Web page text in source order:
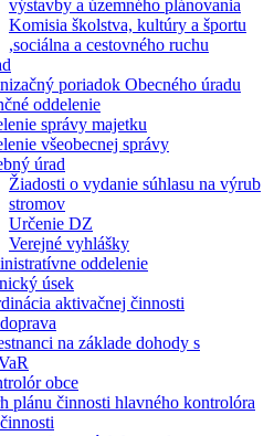
výstavby a územného plánovania
Komisia školstva, kultúry a športu
,sociálna a cestovného ruchu
poriadok Obecného úradu
oddelenie
správy majetku
všeobecnej správy
úrad
Žiadosti o vydanie súhlasu na výrub
stromov
Určenie DZ
Verejné vyhlášky
oddelenie
úsek
aktivačnej činnosti
na základe dohody s
obce
plánu činnosti hlavného kontrolóra